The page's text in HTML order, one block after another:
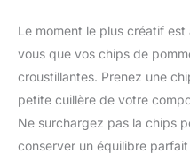
Le moment le plus créatif
vous que vos chips de
croustillantes. Prenez une
petite cuillère de votre
Ne surchargez pas la chips
conserver un équilibre